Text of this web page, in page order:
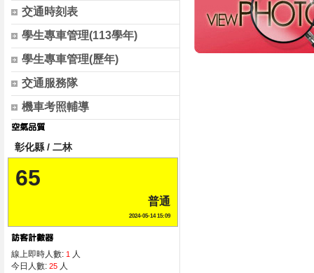
交通時刻表
學生專車管理(113學年)
學生專車管理(歷年)
交通服務隊
機車考照輔導
彰化縣 / 二林
65
普通
2024-05-14 15:09
線上即時人數: 1 人
今日人數: 25 人